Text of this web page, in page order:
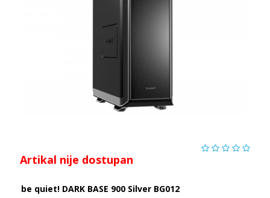
Artikal nije dostupan
be quiet! DARK BASE 900 Silver BG012